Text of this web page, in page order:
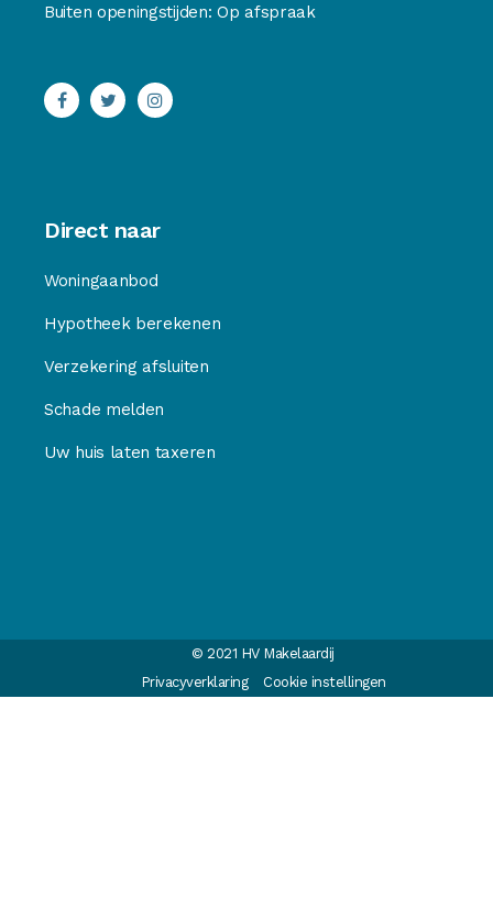
Buiten openingstijden: Op afspraak
Direct naar
Woningaanbod
Hypotheek berekenen
Verzekering afsluiten
Schade melden
Uw huis laten taxeren
© 2021 HV Makelaardij
Privacyverklaring
Cookie instellingen